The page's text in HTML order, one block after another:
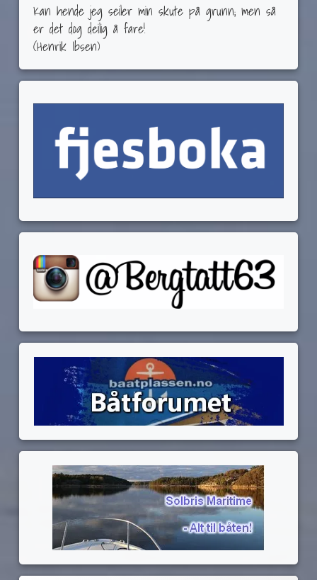
Kan hende jeg seiler min skute på grunn; men så
er det dog deilig å fare!
(Henrik Ibsen)